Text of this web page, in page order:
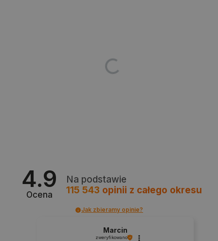
4.9
Ocena
Na podstawie
115 543 opinii z całego okresu
Jak zbieramy opinie?
Marcin
zweryfikowano
Niezbędne pliki cookie umożliwiają korzystanie z
_lb